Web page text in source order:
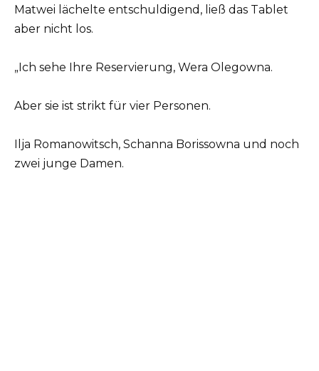
Matwei lächelte entschuldigend, ließ das Tablet
aber nicht los.
„Ich sehe Ihre Reservierung, Wera Olegowna.
Aber sie ist strikt für vier Personen.
Ilja Romanowitsch, Schanna Borissowna und noch
zwei junge Damen.